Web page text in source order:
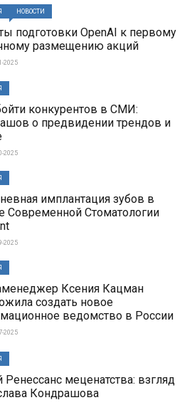
НОВОСТИ
подготовки OpenAI к первому
размещению акций
2025
конкурентов в СМИ:
о предвидении трендов и
2025
имплантация зубов в
Современной Стоматологии
2025
Ксения Кацман
создать новое
ведомство в России
2025
меценатства: взгляд
Кондрашова